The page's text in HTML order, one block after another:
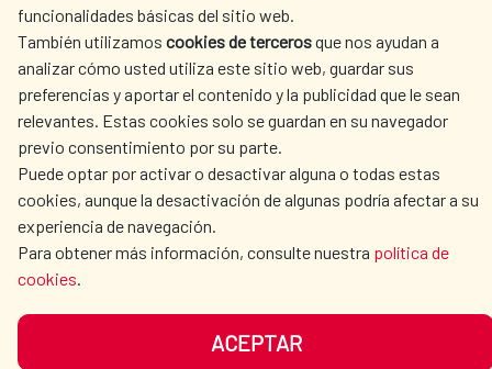
funcionalidades básicas del sitio web.
También utilizamos cookies de tercerosque nos ayudan a
analizar cómo usted utiliza este sitio web, guardar sus
preferencias y aportar el contenido y la publicidad que le sean
relevantes. Estas cookies solo se guardan en su navegador
previo consentimiento por su parte.
Puede optar por activar o desactivar alguna o todas estas
cookies, aunque la desactivación de algunas podría afectar a su
experiencia de navegación.
Para obtener más información, consulte nuestra política de
cookies.
ACEPTAR
OUR SOCIAL MEDIA
TERMS OF USE
DATA PROTECTION
COOKIE POLICY
ACCESSIBILITY